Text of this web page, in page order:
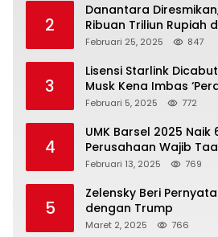
2
Danantara
Ribuan Triliun Rupiah
Februari 25, 2025 847
3
Lisensi Starlink
Musk Kena Imbas
Februari 5, 2025 772
4
UMK Barsel 2025 Naik
Perusahaan Wajib
Februari 13, 2025 769
5
Zelensky Beri
dengan Trump
Maret 2, 2025 766